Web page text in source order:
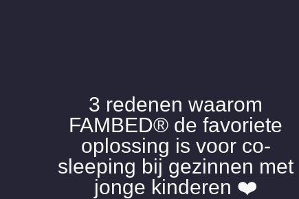
3 redenen waarom
FAMBED® de favoriete
oplossing is voor co-
sleeping bij gezinnen met
jonge kinderen ❤️